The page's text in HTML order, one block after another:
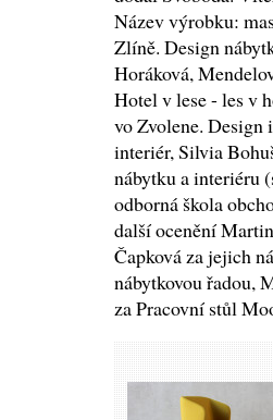
Název výrobku:
Zlíně. Design
Horáková,
Hotel v lese - les v
vo Zvolene. Design
interiér, Silvia
nábytku a interiéru
odborná škola
další ocenění
Čapková za jejich
nábytkovou řadou,
za Pracovní stůl